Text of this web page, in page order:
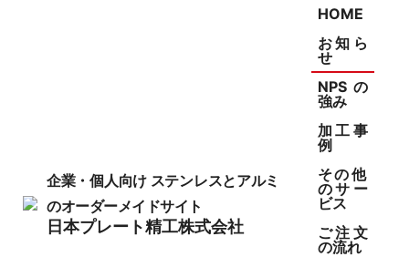
企業・個人向け ステンレスとアルミ
のオーダーメイドサイト
日本プレート精工株式会社
HOME
お知ら
せ
NPSの
強み
加工事
例
その他
のサー
ビス
ご注文
の流れ
NEWS
お知らせ